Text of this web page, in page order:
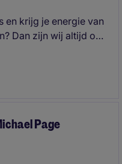
en krijg je energie van
Dan zijn wij altijd op
met snelgroeiende
die continu
ontwikkelen in
Page